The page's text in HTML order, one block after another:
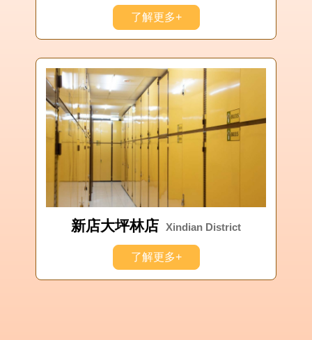
了解更多+
新店大坪林店 Xindian District
了解更多+